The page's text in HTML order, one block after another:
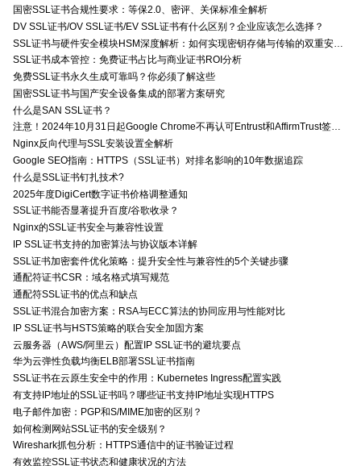
国密SSL证书合规性要求：等保2.0、密评、关保标准全解析
DV SSL证书/OV SSL证书/EV SSL证书有什么区别？企业应该怎么选择？
SSL证书成本管控：免费证书占比与商业证书ROI分析
免费SSL证书永久生成可靠吗？你必须了解这些
国密SSL证书与国产安全设备集成的部署方案研究
什么是SAN SSL证书？
注意！2024年10月31日起Google Chrome不再认可Entrust和AffirmTrust签发的TLS证书
Nginx反向代理与SSL安装设置全解析
Google SEO指南：HTTPS（SSL证书）对排名影响的10年数据追踪
什么是SSL证书钉扎技术?
2025年度DigiCert数字证书价格调整通知
SSL证书能否显著提升百度/谷歌收录？
Nginx的SSL证书安全与兼容性设置
IP SSL证书支持的加密算法与协议版本详解
SSL证书加密套件优化策略：提升安全性与兼容性的5个关键步骤
通配符证书CSR：域名格式填写规范
通配符SSL证书的优点和缺点
SSL证书混合加密方案：RSA与ECC算法的协同应用与性能对比
IP SSL证书与HSTS策略的联合安全加固方案
云服务器（AWS/阿里云）配置IP SSL证书的避坑要点
华为云弹性负载均衡ELB部署SSL证书指南
SSL证书在云原生安全中的作用：Kubernetes Ingress配置实践
有支持IP地址的SSL证书吗？哪些证书支持IP地址实现HTTPS
电子邮件加密：PGP和S/MIME加密的区别？
如何检测网站SSL证书的安全级别？
Wireshark抓包分析：HTTPS通信中的证书验证过程
有效监控SSL证书状态和健康状况的方法